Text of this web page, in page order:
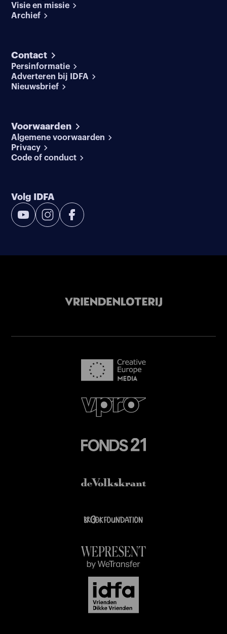
Visie en missie
Archief
Contact
Persinformatie
Adverteren bij IDFA
Nieuwsbrief
Voorwaarden
Algemene voorwaarden
Privacy
Code of conduct
Volg IDFA